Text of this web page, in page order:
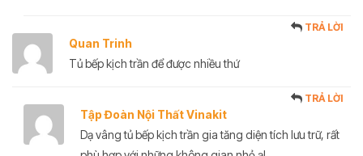
Quan Trinh
TRẢ LỜI
Tủ bếp kịch trần để được nhiều thứ
Tập Đoàn Nội Thất Vinakit
TRẢ LỜI
Dạ vâng tủ bếp kịch trần gia tăng diện tích lưu trữ, rất